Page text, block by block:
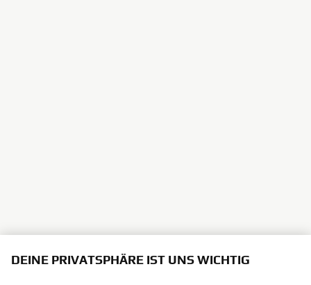
DEINE PRIVATSPHÄRE IST UNS WICHTIG